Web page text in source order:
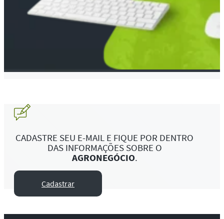
CADASTRE SEU E-MAIL E FIQUE POR DENTRO
DAS INFORMAÇÕES SOBRE O
AGRONEGÓCIO.
Cadastrar